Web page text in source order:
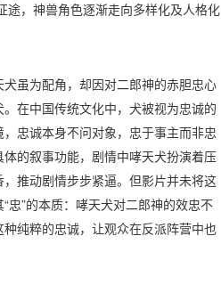
，神兽角色逐渐走向多样化及人格化
虽为配角，却因对二郎神的赤胆忠心
在中国传统文化中，犬被视为忠诚的
忠诚本身不问对象，忠于事主而非忠
的叙事功能，剧情中哮天犬扮演着压
推动剧情步步紧逼。但影片并未将这
忠”的本质：哮天犬对二郎神的效忠不
纯粹的忠诚，让观众在反派阵营中也